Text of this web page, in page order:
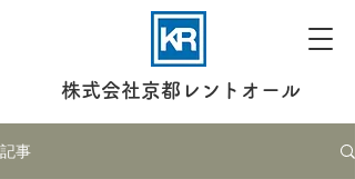
株式会社京都レントオール
記事